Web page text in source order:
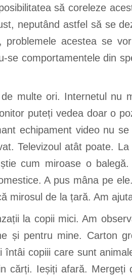
să coreleze
neputând astfel să se
problemele acestea se
se comportamentele din
multe ori. Internetul nu
puteți vedea doar o
echipament video nu
Televizoul atât poate.
cum miroase o
A pus mâna pe
mirosul de la țară. Am
la copii mici. Am
și pentru mine. Carton
întâi copiii care sunt
cărți. Ieșiți afară.